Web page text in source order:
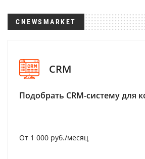
CNEWSMARKET
CRM
Подобрать CRM-систему для
От 1 000 руб./месяц